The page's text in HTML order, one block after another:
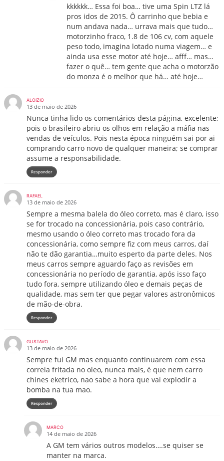
kkkkkk… Essa foi boa… tive uma Spin LTZ lá
pros idos de 2015. Ô carrinho que bebia e
num andava nada… urrava mais que tudo…
motorzinho fraco, 1.8 de 106 cv, com aquele
peso todo, imagina lotado numa viagem… e
ainda usa esse motor até hoje… afff… mas…
fazer o quê… tem gente que acha o motorzão
do monza é o melhor que há… até hoje…
ALOIZIO
13 de maio de 2026
Nunca tinha lido os comentários desta página, excelente;
pois o brasileiro abriu os olhos em relação a máfia nas
vendas de veículos. Pois nesta época ninguém sai por ai
comprando carro novo de qualquer maneira; se comprar
assume a responsabilidade.
Responder
RAFAEL
13 de maio de 2026
Sempre a mesma balela do óleo correto, mas é claro, isso
se for trocado na concessionária, pois caso contrário,
mesmo usando o óleo correto mas trocado fora da
concessionária, como sempre fiz com meus carros, daí
não te dão garantia…muito esperto da parte deles. Nos
meus carros sempre aguardo faço as revisões em
concessionária no período de garantia, após isso faço
tudo fora, sempre utilizando óleo e demais peças de
qualidade, mas sem ter que pegar valores astronômicos
de mão-de-obra.
Responder
GUSTAVO
13 de maio de 2026
Sempre fui GM mas enquanto continuarem com essa
correia fritada no oleo, nunca mais, é que nem carro
chines eketrico, nao sabe a hora que vai explodir a
bomba na tua mao.
Responder
MARCO
14 de maio de 2026
A GM tem vários outros modelos….se quiser se
manter na marca.